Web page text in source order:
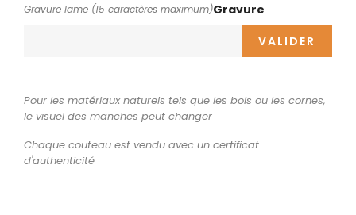
Gravure
Gravure lame (15 caractères maximum)
VALIDER
Pour les matériaux naturels tels que les bois ou les cornes,
le visuel des manches peut changer
Chaque couteau est vendu avec un certificat
d'authenticité